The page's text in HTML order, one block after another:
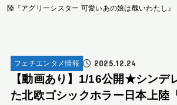
陸『アグリーシスター 可愛いあの娘は醜いわたし』
フェチエンタメ情報 2025.12.24
【動画あり】1/16公開★シンデ
た北欧ゴシックホラー日本上陸